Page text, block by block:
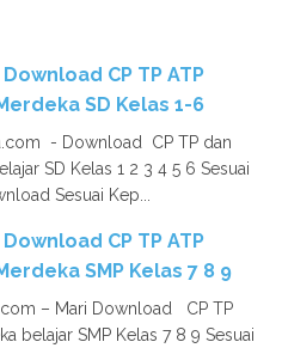
Download CP TP ATP
SD Kelas 1-6
- Download CP TP dan
SD Kelas 1 2 3 4 5 6 Sesuai
Sesuai Kep...
Download CP TP ATP
SMP Kelas 7 8 9
– Mari Download CP TP
belajar SMP Kelas 7 8 9 Sesuai